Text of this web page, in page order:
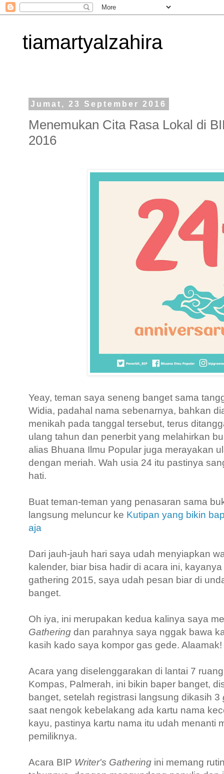
tiamartyalzahira
Jumat, 23 September 2016
Menemukan Cita Rasa Lokal di
2016
Yeay, teman saya seneng banget sama
Widia, padahal nama sebenarnya, bahkan
menikah pada tanggal tersebut, terus
ulang tahun dan penerbit yang melahirkan
alias Bhuana Ilmu Popular juga merayakan
dengan meriah. Wah usia 24 itu pastinya
hati.
Buat teman-teman yang penasaran sama
langsung meluncur ke Kutipan yang bikin
aja
Dari jauh-jauh hari saya udah menyiapkan
kalender, biar bisa hadir di acara ini,
gathering 2015, saya udah pesan biar di
banget.
Oh iya, ini merupakan kedua kalinya saya
Gathering dan parahnya saya nggak bawa
kasih kado saya kompor gas gede. Alaamak!
Acara yang diselenggarakan di lantai 7
Kompas, Palmerah, ini bikin baper banget,
banget, setelah registrasi langsung dikasih 3
saat nengok kebelakang ada kartu nama
kayu, pastinya kartu nama itu udah menanti
pemiliknya.
Acara BIP Writer's Gathering ini memang